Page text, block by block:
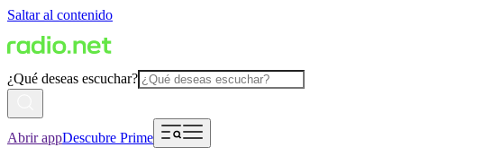
Saltar al contenido
¿Qué deseas escuchar?
Abrir appDescubre Prime